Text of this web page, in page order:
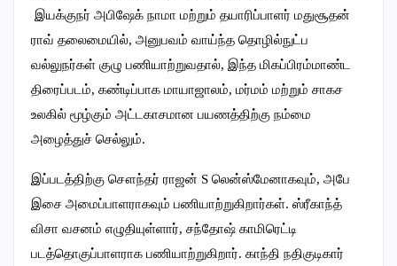
இயக்குநர் அபிஷேக் நாமா மற்றும் தயாரிப்பாளர் மதுசூதன்
ராவ் தலைமையில், அனுபவம் வாய்ந்த தொழில்நுட்ப
வல்லுநர்கள் குழு பணியாற்றுவதால், இந்த மிகப்பிரம்மாண்ட
திரைப்படம், கண்டிப்பாக மாயாஜாலம், மர்மம் மற்றும் சாகச
உலகில் மூழ்கும் அட்டகாசமான பயணத்திற்கு நம்மை
அழைத்துச் செல்லும்.
இப்படத்திற்கு சௌந்தர் ராஜன் S லென்ஸ்மேனாகவும், அபே
இசை அமைப்பாளராகவும் பணியாற்றுகிறார்கள். ஸ்ரீகாந்த்
விசா வசனம் எழுதியுள்ளார், சந்தோஷ் காமிரெட்டி
படத்தொகுப்பாளராக பணியாற்றுகிறார். காந்தி நதிகுடிகார்